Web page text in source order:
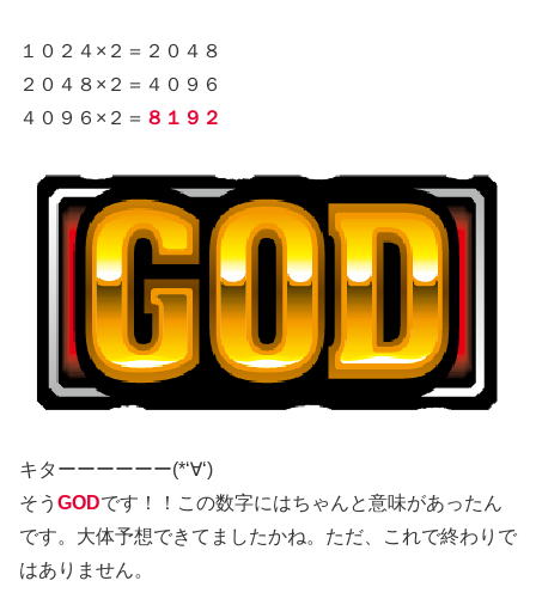
１０２４×２＝２０４８
２０４８×２＝４０９６
４０９６×２＝ ８１９２
キターーーーーー(*‘∀‘)
そう GODです！！この数字にはちゃんと意味があったん
です。大体予想できてましたかね。ただ、これで終わりで
はありません。